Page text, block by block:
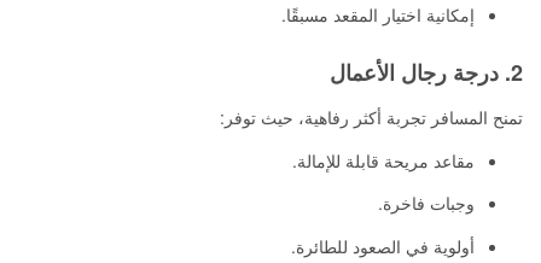
إمكانية اختيار المقعد مسبقًا.
2. درجة رجال الأعمال
تمنح المسافر تجربة أكثر رفاهية، حيث توفر:
مقاعد مريحة قابلة للإمالة.
وجبات فاخرة.
أولوية في الصعود للطائرة.